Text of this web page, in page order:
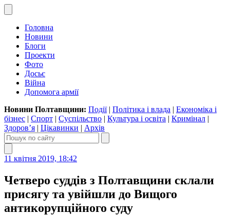
Головна
Новини
Блоги
Проекти
Фото
Досьє
Війна
Допомога армії
Новини Полтавщини: Події| Політика і влада | Економіка і
бізнес | Спорт | Суспільство | Культура і освіта | Кримінал |
Здоров’я | Цікавинки | Архів
11 квітня 2019, 18:42
Четверо суддів з Полтавщини склали
присягу та увійшли до Вищого
антикорупційного суду